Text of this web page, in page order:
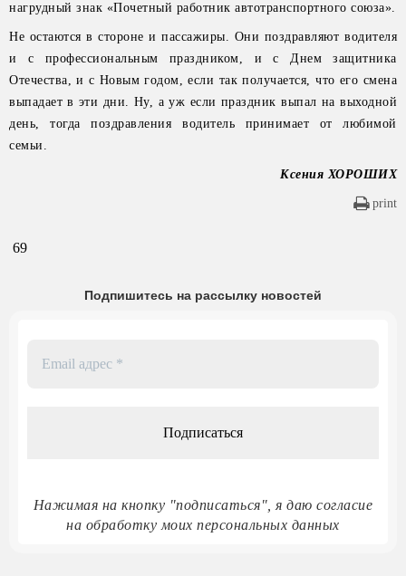
нагрудный знак «Почетный работник автотранспортного союза».
Не остаются в стороне и пассажиры. Они поздравляют водителя
и с профессиональным праздником, и с Днем защитника
Отечества, и с Новым годом, если так получается, что его смена
выпадает в эти дни. Ну, а уж если праздник выпал на выходной
день, тогда поздравления водитель принимает от любимой
семьи.
Ксения ХОРОШИХ
print
69
Подпишитесь на рассылку новостей
Нажимая на кнопку "подписаться", я даю согласие
на обработку моих персональных данных